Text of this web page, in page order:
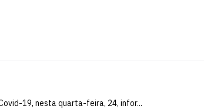
19, nesta quarta-feira, 24, infor...